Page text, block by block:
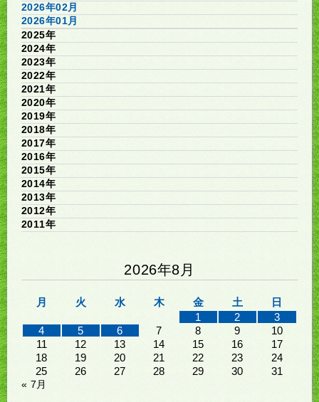
2026年02月
2026年01月
2025年
2024年
2023年
2022年
2021年
2020年
2019年
2018年
2017年
2016年
2015年
2014年
2013年
2012年
2011年
2026年8月
月 火 水 木 金 土
日
1
2
3
4
5 6 7 8 9
10
11
12 13 14 15 16
17
18
19 20 21 22 23
24
25
26 27 28 29 30 31
« 7月